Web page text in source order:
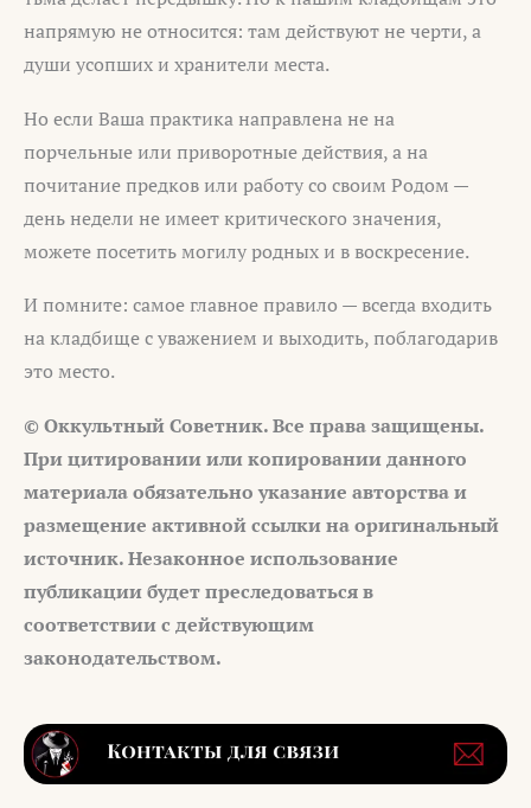
напрямую не относится: там действуют не черти, а
души усопших и хранители места.
Но если Ваша практика направлена не на
порчельные или приворотные действия, а на
почитание предков или работу со своим Родом —
день недели не имеет критического значения,
можете посетить могилу родных и в воскресение.
И помните: самое главное правило — всегда входить
на кладбище с уважением и выходить, поблагодарив
это место.
© Оккультный Советник. Все права защищены.
При цитировании или копировании данного
материала обязательно указание авторства и
размещение активной ссылки на оригинальный
источник. Незаконное использование
публикации будет преследоваться в
соответствии с действующим
законодательством.